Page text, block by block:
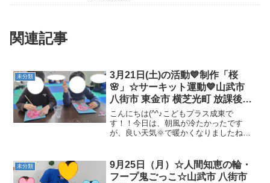
関連記事
未分類
3月21日(土)の活動💙制作「桜
🌸」☆サーキット運動💙山武市
八街市 東金市 横芝光町 放課後デ
イサービス 児童発達支援 運動療
育
こんにちは(^^♪こどもプラス成東で
す！！今日は、朝風が冷たかったです
が、良い天気🌞で暖かくなりましたね😄
いました🌸白い紙粘土に、赤い絵具を混
ぜてピンク色にします！...
未分類
9月25日（月）☆人間知恵の輪・
フープ鬼ごっこ☆山武市 八街市